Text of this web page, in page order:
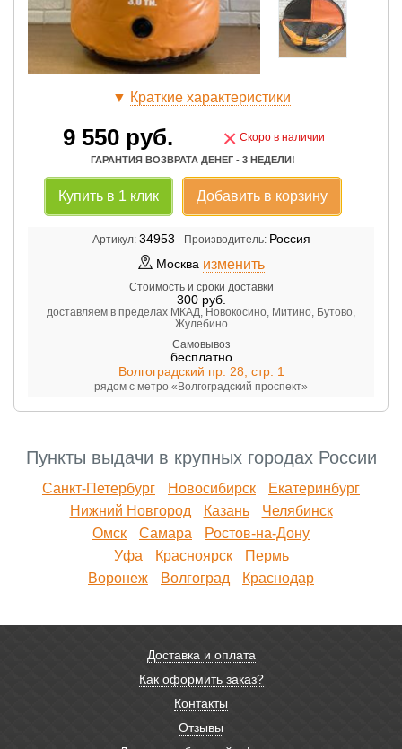
▼ Краткие характеристики
9 550руб. × Скоро в наличии
ГАРАНТИЯ ВОЗВРАТА ДЕНЕГ - 3 НЕДЕЛИ!
Купить в 1 клик Добавить в корзину
Артикул: 34953 Производитель: Россия
Москва изменить
Стоимость и сроки доставки
300руб.
доставляем в пределах МКАД, Новокосино, Митино, Бутово,
Жулебино
Самовывоз
бесплатно
Волгоградский пр. 28, стр. 1
рядом с метро «Волгоградский проспект»
Пункты выдачи в крупных городах России
Санкт-Петербург Новосибирск
Екатеринбург
Нижний Новгород
Казань
Челябинск
Омск
Самара
Ростов-на-Дону
Уфа
Красноярск
Пермь
Воронеж
Волгоград Краснодар
Доставка и оплата
Как оформить заказ?
Контакты
Отзывы